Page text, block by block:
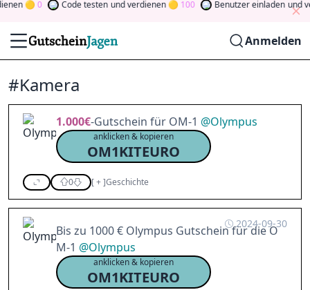
0 Code testen und verdienen 100 Benutzer einladen und
Anmelden
#Kamera
1.000€-Gutschein für OM-1 @Olympus
anklicken & kopieren
OM1KITEURO
0 [+]Geschichte
2024-09-30
Bis zu 1000 € Olympus Gutschein für die O
M-1 @Olympus
anklicken & kopieren
OM1KITEURO